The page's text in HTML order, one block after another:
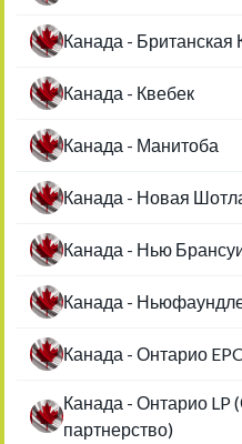
Канада - Британская
Канада - Квебек
Канада - Манитоба
Канада - Новая
Канада - Нью
Канада -
Канада - Онтарио EPC
Канада - Онтарио LP
партнерство)